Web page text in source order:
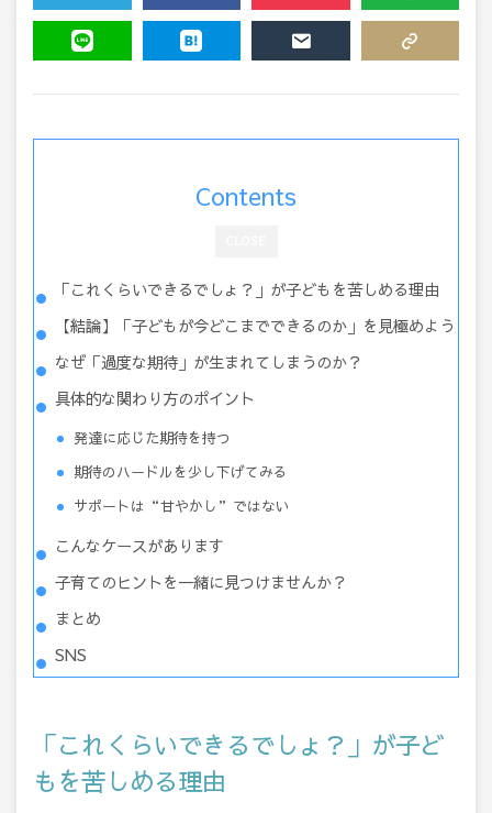
TWEET SHARE POCKET FEEDLY
Contents
「これくらいできるでしょ？」が子どもを苦しめる理由
【結論】「子どもが今どこまでできるのか」を見極めよう
なぜ「過度な期待」が生まれてしまうのか？
具体的な関わり方のポイント
発達に応じた期待を持つ
期待のハードルを少し下げてみる
サポートは“甘やかし”ではない
こんなケースがあります
子育てのヒントを一緒に見つけませんか？
まとめ
SNS
「これくらいできるでしょ？」が子ど
もを苦しめる理由